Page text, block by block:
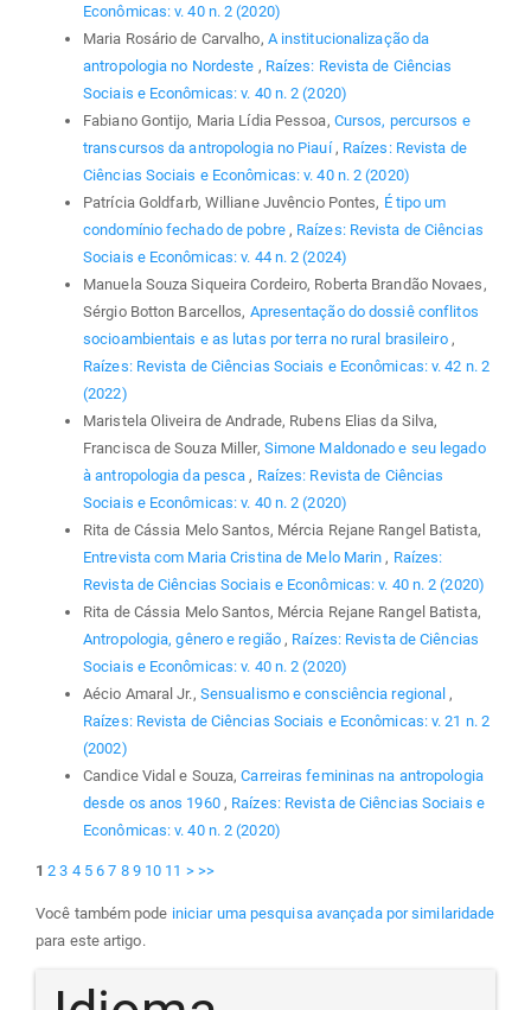
Econômicas: v. 40 n. 2 (2020)
Maria Rosário de Carvalho, A institucionalização da
antropologia no Nordeste , Raízes: Revista de Ciências
Sociais e Econômicas: v. 40 n. 2 (2020)
Fabiano Gontijo, Maria Lídia Pessoa, Cursos, percursos e
transcursos da antropologia no Piauí , Raízes: Revista de
Ciências Sociais e Econômicas: v. 40 n. 2 (2020)
Patrícia Goldfarb, Williane Juvêncio Pontes, É tipo um
condomínio fechado de pobre , Raízes: Revista de Ciências
Sociais e Econômicas: v. 44 n. 2 (2024)
Manuela Souza Siqueira Cordeiro, Roberta Brandão Novaes,
Sérgio Botton Barcellos, Apresentação do dossiê conflitos
socioambientais e as lutas por terra no rural brasileiro ,
Raízes: Revista de Ciências Sociais e Econômicas: v. 42 n. 2
(2022)
Maristela Oliveira de Andrade, Rubens Elias da Silva,
Francisca de Souza Miller, Simone Maldonado e seu legado
à antropologia da pesca , Raízes: Revista de Ciências
Sociais e Econômicas: v. 40 n. 2 (2020)
Rita de Cássia Melo Santos, Mércia Rejane Rangel Batista,
Entrevista com Maria Cristina de Melo Marin , Raízes:
Revista de Ciências Sociais e Econômicas: v. 40 n. 2 (2020)
Rita de Cássia Melo Santos, Mércia Rejane Rangel Batista,
Antropologia, gênero e região , Raízes: Revista de Ciências
Sociais e Econômicas: v. 40 n. 2 (2020)
Aécio Amaral Jr., Sensualismo e consciência regional ,
Raízes: Revista de Ciências Sociais e Econômicas: v. 21 n. 2
(2002)
Candice Vidal e Souza,Carreiras femininas na antropologia
desde os anos 1960 , Raízes: Revista de Ciências Sociais e
Econômicas: v. 40 n. 2 (2020)
1 2 3 4 5 6 7 8 9 10 11 > >>
Você também pode iniciar uma pesquisa avançada por similaridade
para este artigo.